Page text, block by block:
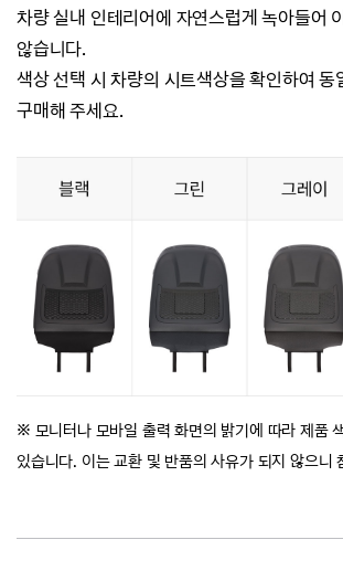
차량 실내 인테리어에 자연스럽게 녹아들어
않습니다.
색상 선택 시 차량의 시트색상을 확인하여 동
구매해 주세요.
※ 모니터나 모바일 출력 화면의 밝기에 따라 제품
있습니다. 이는 교환 및 반품의 사유가 되지 않으니